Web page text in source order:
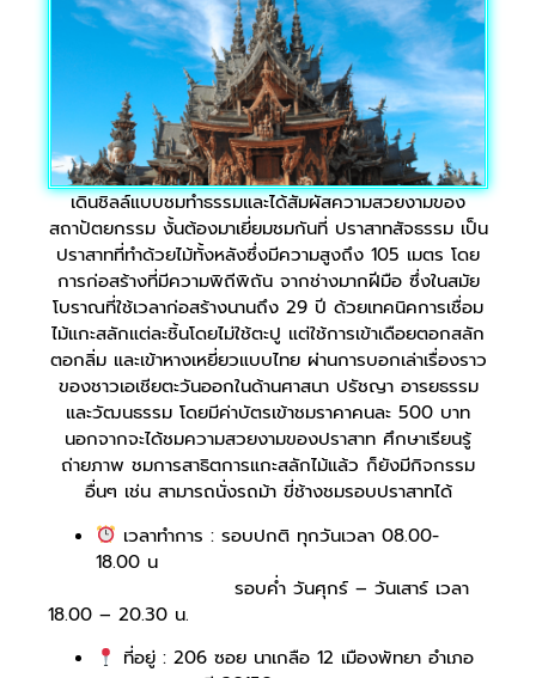
เดินชิลล์แบบชมทำธรรมและได้สัมผัสความสวยงามของ
สถาปัตยกรรม งั้นต้องมาเยี่ยมชมกันที่ ปราสาทสัจธรรม เป็น
ปราสาทที่ทำด้วยไม้ทั้งหลังซึ่งมีความสูงถึง 105 เมตร โดย
การก่อสร้างที่มีความพิถีพิถัน จากช่างมากฝีมือ ซึ่งในสมัย
โบราณที่ใช้เวลาก่อสร้างนานถึง 29 ปี ด้วยเทคนิคการเชื่อม
ไม้แกะสลักแต่ละชิ้นโดยไม่ใช้ตะปู แต่ใช้การเข้าเดือยตอกสลัก
ตอกลิ่ม และเข้าหางเหยี่ยวแบบไทย ผ่านการบอกเล่าเรื่องราว
ของชาวเอเชียตะวันออกในด้านศาสนา ปรัชญา อารยธรรม
และวัฒนธรรม โดยมีค่าบัตรเข้าชมราคาคนละ 500 บาท
นอกจากจะได้ชมความสวยงามของปราสาท ศึกษาเรียนรู้
ถ่ายภาพ ชมการสาธิตการแกะสลักไม้แล้ว ก็ยังมีกิจกรรม
อื่นๆ เช่น สามารถนั่งรถม้า ขี่ช้างชมรอบปราสาทได้
เวลาทำการ : รอบปกติ ทุกวันเวลา 08.00-
18.00 น
รอบค่ำ วันศุกร์ – วันเสาร์ เวลา
18.00 – 20.30 น.
ที่อยู่ : 206 ซอย นาเกลือ 12 เมืองพัทยา อำเภอ